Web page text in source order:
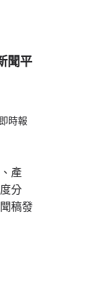
聞平
時報
產
分
稿發